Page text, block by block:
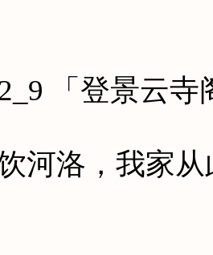
「登景云寺
洛，我家从